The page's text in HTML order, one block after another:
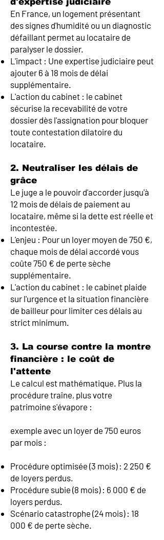
En France, un logement présentant
des signes d'humidité ou un diagnostic
défaillant permet au locataire de
paralyser le dossier.
L'impact : Une expertise judiciaire peut
ajouter 6 à 18 mois de délai
supplémentaire.
L'action du cabinet : le cabinet
sécurise la recevabilité de votre
dossier dès l'assignation pour bloquer
toute contestation dilatoire du
locataire.
2. Neutraliser les délais de
grâce
Le juge a le pouvoir d'accorder jusqu'à
12 mois de délais de paiement au
locataire, même si la dette est réelle et
incontestée.
L'enjeu : Pour un loyer moyen de 750 €,
chaque mois de délai accordé vous
coûte 750 € de perte sèche
supplémentaire.
L'action du cabinet : le cabinet plaide
sur l'urgence et la situation financière
de bailleur pour limiter ces délais au
strict minimum.
3. La course contre la montre
financière : le coût de
l'attente
Le calcul est mathématique. Plus la
procédure traîne, plus votre
patrimoine s'évapore :
exemple avec un loyer de 750 euros
par mois :
Procédure optimisée (3 mois) : 2 250 €
de loyers perdus.
Procédure subie (8 mois) : 6 000 € de
loyers perdus.
Scénario catastrophe (24 mois) : 18
000 € de perte sèche.